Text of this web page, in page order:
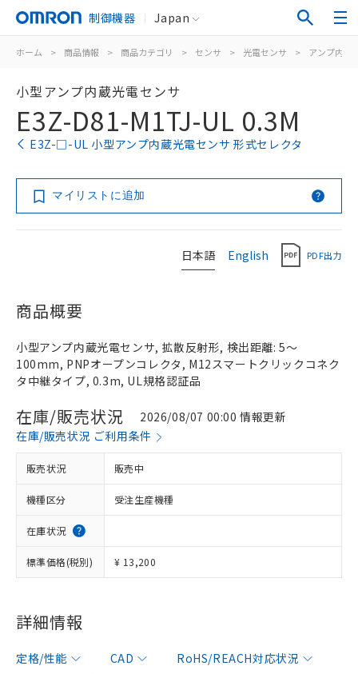
制御機器 Japan
ホーム > 商品情報 > 商品カテゴリ > センサ > 光電センサ > アンプ内蔵
小型アンプ内蔵光電センサ
E3Z-D81-M1TJ-UL 0.3M
E3Z-□-UL 小型アンプ内蔵光電センサ 形式セレクタ
マイリストに追加
日本語 English PDF出力
商品概要
小型アンプ内蔵光電センサ, 拡散反射形, 検出距離: 5～
100mm, PNPオープンコレクタ, M12スマートクリックコネク
タ中継タイプ, 0.3m, UL規格認証品
在庫/販売状況
2026/08/07 00:00 情報更新
在庫/販売状況 ご利用条件
販売状況 販売中
機種区分 受注生産機種
在庫状況
標準価格(税別) ¥ 13,200
詳細情報
定格/性能 CAD
RoHS/REACH対応状況